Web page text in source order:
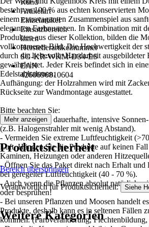
Rund
Artikelart
Einzelartikel
Einsatzbereich
Innen
Herstellerartikelnummer
SG-KR-WKM-D34-ES
EAN
4260696810604
besteht zu 100 % aus echten konservierten
einem extravaganten Zusammenspiel aus
eleganten Farbnuancen. In Kombination mit
Produkten aus dieser Kollektion, bilden die
vollkommenes Bild. Die Hochwertigkeit der
durch die liebevolle Handarbeit ausgebildeter
gewährleistet. Jeder Kreis befindet sich in
Edelstahlrahmen.
Aufhängung: der Holzrahmen wird mit
Rückseite zur Wandmontage ausgestattet.
Bitte beachten Sie:
- Vermeiden Sie dauerhafte, intensive
(z.B. Halogenstrahler mit wenig Abstand).
- Vermeiden Sie extreme Luftfeuchtigkeit
Luft. Hängen Sie die Produkte auf keinen
Kaminen, Heizungen oder anderen
- Öffnen Sie das Paket direkt nach Erhalt und
bei geregelter Luftfeuchtigkeit (40 - 70 %).
- Auch wenn die Pflanzen absolut natürlich
oder besprühen!
- Bei unseren Pflanzen und Moosen handelt
Produkte, deshalb kann es in seltenen Fällen
kommen. (Farbveränderung,
Mehr anzeigen
Produktsicherheit
Bereich überspringen
Verantwortlich für Produktsicherheit: Siehe
Weitere Kategorien